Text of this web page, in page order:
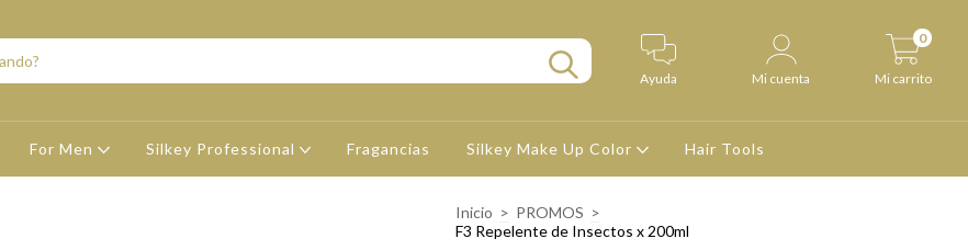
Ayuda Mi cuenta Mi carrito
0
For Men Silkey Professional Fragancias Silkey Make Up Color Hair Tools
Inicio > PROMOS >
F3 Repelente de Insectos x 200ml